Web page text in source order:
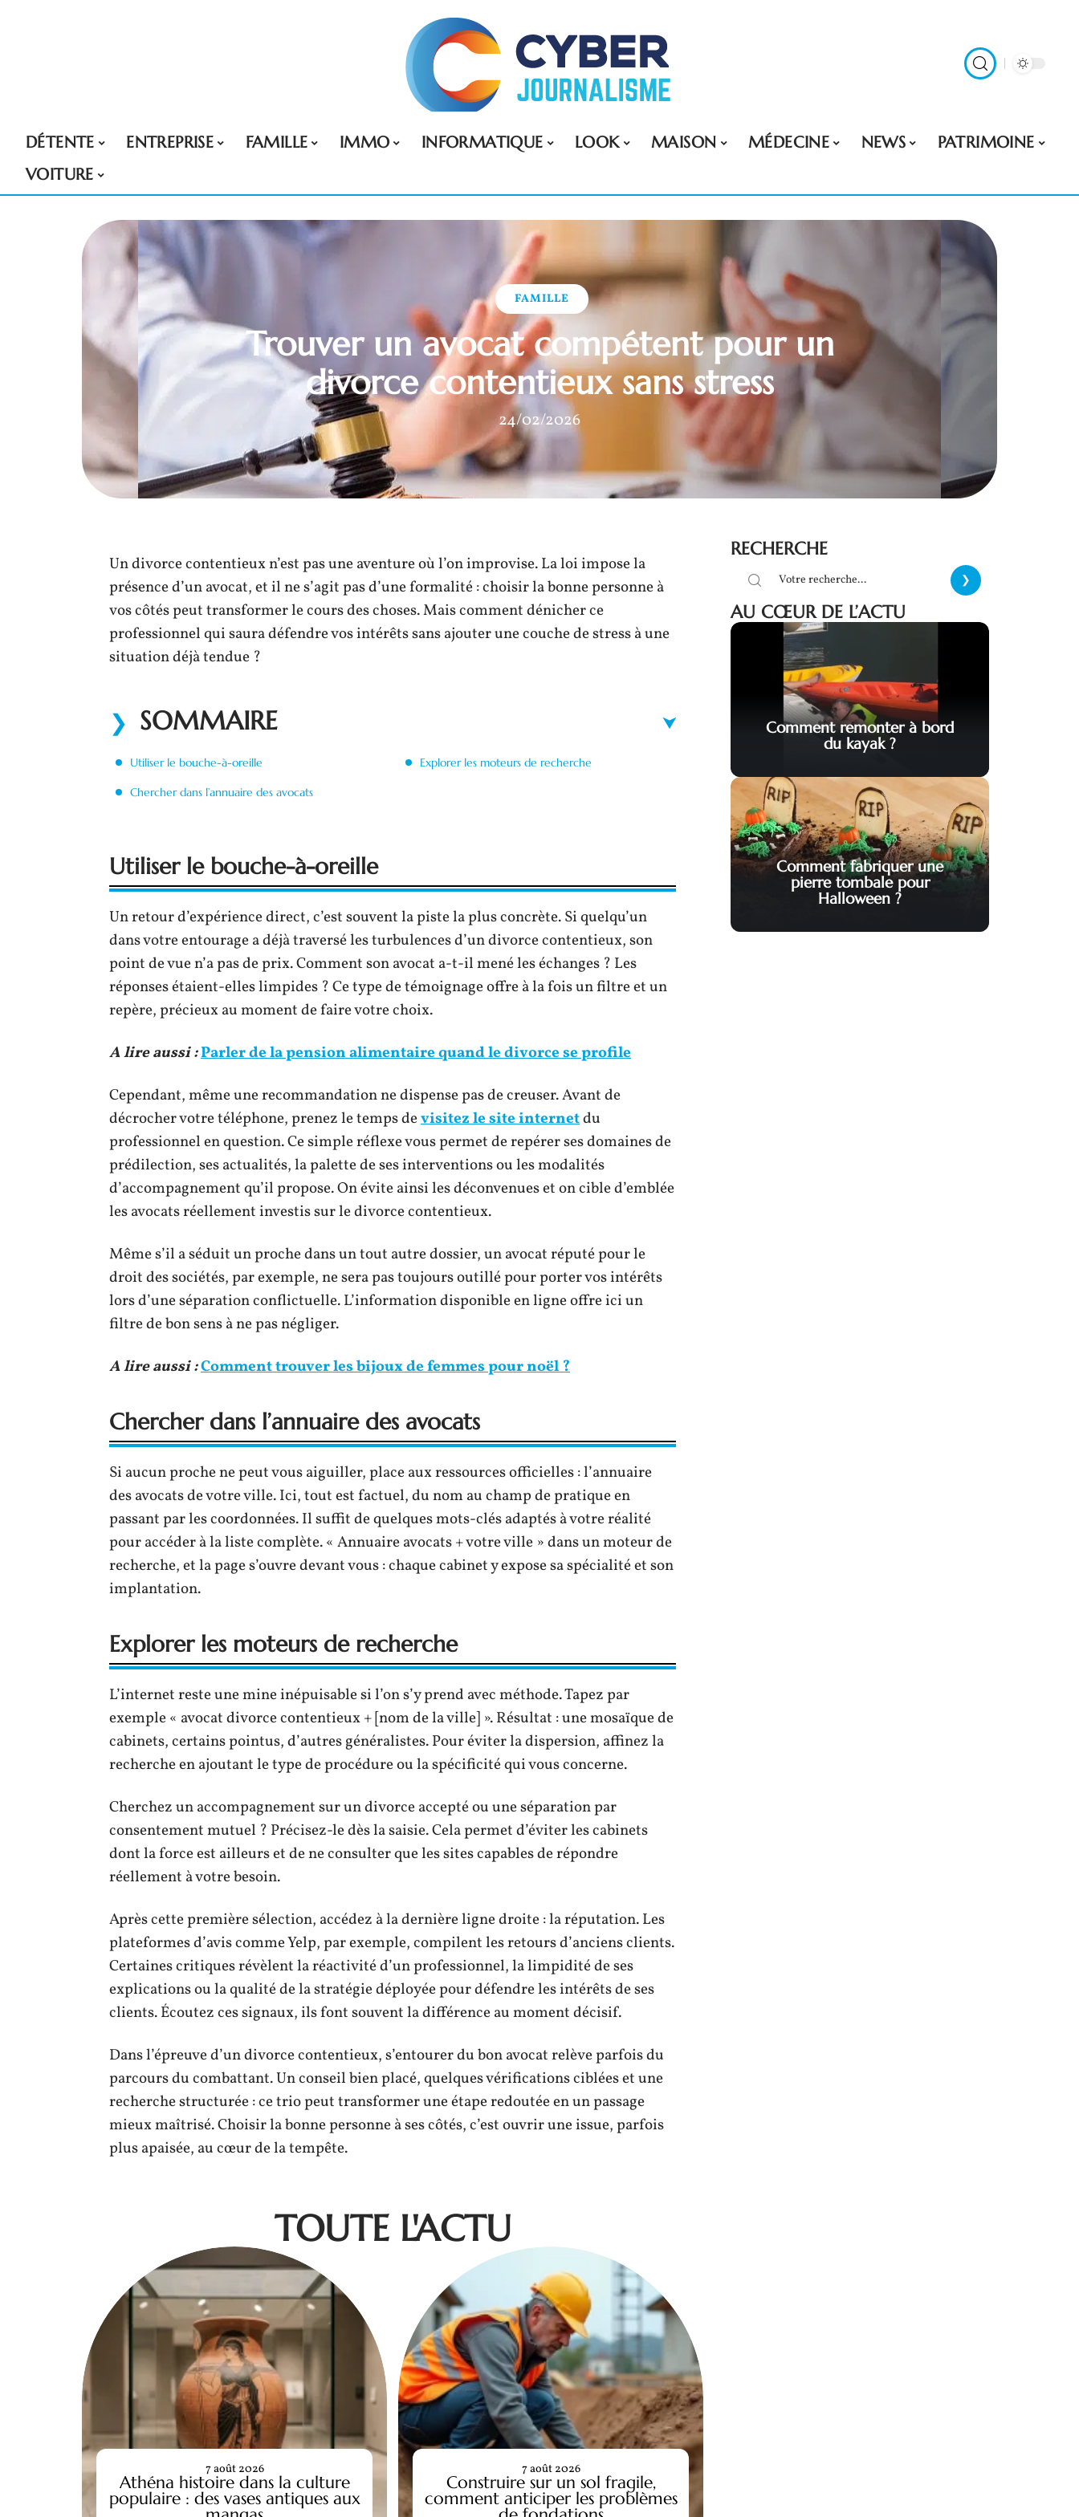
DÉTENTE ENTREPRISE FAMILLE IMMO INFORMATIQUE LOOK MAISON MÉDECINE NEWS
PATRIMOINE
VOITURE
FAMILLE
Trouver un avocat compétent pour un
divorce contentieux sans stress
24/02/2026
Un divorce contentieux n’est pas une aventure où l’on improvise. La loi impose la
présence d’un avocat, et il ne s’agit pas d’une formalité : choisir la bonne personne à
vos côtés peut transformer le cours des choses. Mais comment dénicher ce
professionnel qui saura défendre vos intérêts sans ajouter une couche de stress à une
situation déjà tendue ?
SOMMAIRE
Utiliser le bouche-à-oreille
Chercher dans l’annuaire des avocats
Explorer les moteurs de recherche
Utiliser le bouche-à-oreille
Un retour d’expérience direct, c’est souvent la piste la plus concrète. Si quelqu’un
dans votre entourage a déjà traversé les turbulences d’un divorce contentieux, son
point de vue n’a pas de prix. Comment son avocat a-t-il mené les échanges ? Les
réponses étaient-elles limpides ? Ce type de témoignage offre à la fois un filtre et un
repère, précieux au moment de faire votre choix.
A lire aussi :Parler de la pension alimentaire quand le divorce se profile
Cependant, même une recommandation ne dispense pas de creuser. Avant de
décrocher votre téléphone, prenez le temps devisitez le site internetdu
professionnel en question. Ce simple réflexe vous permet de repérer ses domaines de
prédilection, ses actualités, la palette de ses interventions ou les modalités
d’accompagnement qu’il propose. On évite ainsi les déconvenues et on cible d’emblée
les avocats réellement investis sur le divorce contentieux.
Même s’il a séduit un proche dans un tout autre dossier, un avocat réputé pour le
droit des sociétés, par exemple, ne sera pas toujours outillé pour porter vos intérêts
lors d’une séparation conflictuelle. L’information disponible en ligne offre ici un
filtre de bon sens à ne pas négliger.
A lire aussi :Comment trouver les bijoux de femmes pour noël ?
Chercher dans l’annuaire des avocats
Si aucun proche ne peut vous aiguiller, place aux ressources officielles : l’annuaire
des avocats de votre ville. Ici, tout est factuel, du nom au champ de pratique en
passant par les coordonnées. Il suffit de quelques mots-clés adaptés à votre réalité
pour accéder à la liste complète. « Annuaire avocats + votre ville » dans un moteur de
recherche, et la page s’ouvre devant vous : chaque cabinet y expose sa spécialité et son
implantation.
Explorer les moteurs de recherche
L’internet reste une mine inépuisable si l’on s’y prend avec méthode. Tapez par
exemple « avocat divorce contentieux + [nom de la ville] ». Résultat : une mosaïque de
cabinets, certains pointus, d’autres généralistes. Pour éviter la dispersion, affinez la
recherche en ajoutant le type de procédure ou la spécificité qui vous concerne.
Cherchez un accompagnement sur un divorce accepté ou une séparation par
consentement mutuel ? Précisez-le dès la saisie. Cela permet d’éviter les cabinets
dont la force est ailleurs et de ne consulter que les sites capables de répondre
réellement à votre besoin.
Après cette première sélection, accédez à la dernière ligne droite : la réputation. Les
plateformes d’avis comme Yelp, par exemple, compilent les retours d’anciens clients.
Certaines critiques révèlent la réactivité d’un professionnel, la limpidité de ses
explications ou la qualité de la stratégie déployée pour défendre les intérêts de ses
clients. Écoutez ces signaux, ils font souvent la différence au moment décisif.
Dans l’épreuve d’un divorce contentieux, s’entourer du bon avocat relève parfois du
parcours du combattant. Un conseil bien placé, quelques vérifications ciblées et une
recherche structurée : ce trio peut transformer une étape redoutée en un passage
mieux maîtrisé. Choisir la bonne personne à ses côtés, c’est ouvrir une issue, parfois
plus apaisée, au cœur de la tempête.
TOUTE L'ACTU
Athéna histoire dans la culture
populaire : des vases antiques aux
7 août 2026
Construire sur un sol fragile,
comment anticiper les problèmes
7 août 2026
RECHERCHE
AU CŒUR DE L’ACTU
Comment remonter à bord
du kayak ?
Comment fabriquer une
pierre tombale pour
Halloween ?